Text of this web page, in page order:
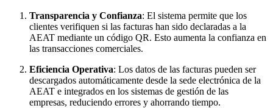
Transparencia y Confianza: El sistema permite que los
clientes verifiquen si las facturas han sido declaradas a la
AEAT mediante un código QR. Esto aumenta la confianza en
las transacciones comerciales.
Eficiencia Operativa: Los datos de las facturas pueden ser
descargados automáticamente desde la sede electrónica de la
AEAT e integrados en los sistemas de gestión de las
empresas, reduciendo errores y ahorrando tiempo.